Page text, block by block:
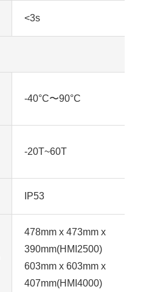
<3s
-40°C〜90°C
-20T~60T
IP53
478mm x 473mm x
390mm(HMI2500)
603mm x 603mm x
407mm(HMI4000)